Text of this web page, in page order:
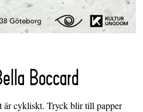
Boccard
är cykliskt. Tryck blir till papper